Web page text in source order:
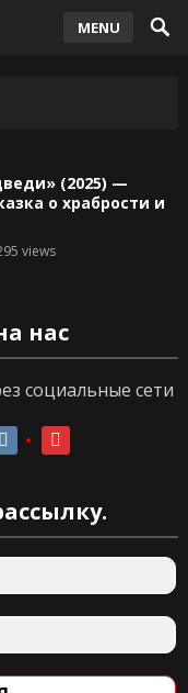
MENU
(2025) —
о храбрости и
views
нас
социальные сети
vkontaktevkontakte